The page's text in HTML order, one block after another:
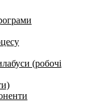
(робочі